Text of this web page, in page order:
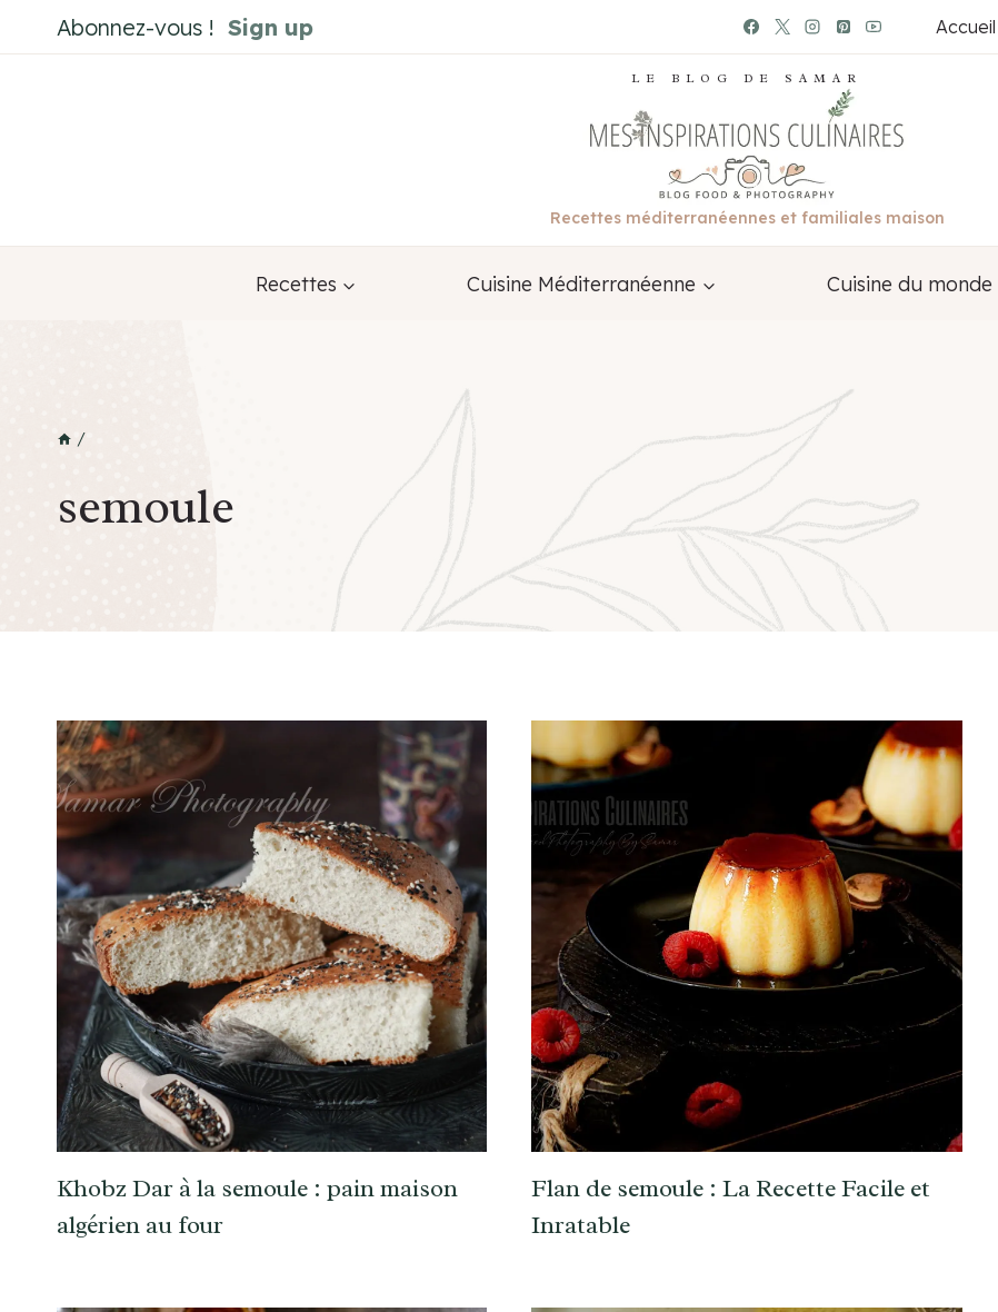
au
Abonnez-vous ! Sign up Accueil
LE BLOG DE SAMAR
Recettes méditerranéennes et familiales maison
Recettes Cuisine Méditerranéenne Cuisine du monde
/
semoule
Khobz Dar à la semoule : pain maison
algérien au four
Flan de semoule : La Recette Facile et
Inratable